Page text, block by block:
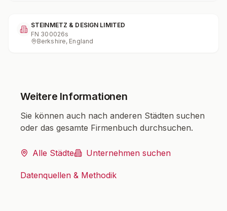
STEINMETZ & DESIGN LIMITED
FN 300026s
Berkshire, England
Weitere Informationen
Sie können auch nach anderen Städten suchen
oder das gesamte Firmenbuch durchsuchen.
Alle Städte Unternehmen suchen
Datenquellen & Methodik